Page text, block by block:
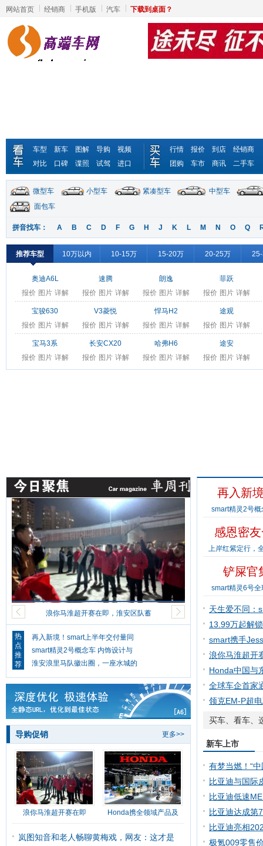
网站首页 经销商 手机版 汽车 下载到桌面？
车型 新车 图解 导购
视频
对比
口碑 谍照 试驾 进口
行情 报价 到店
经销商
团购
车市 商讯 二手车
微型车 小型车 紧凑型车
中型车
面包车
拼音找车： A B C D F G H J K L M N O Q
推荐车型 10万以内 10-15万 15-20万 20-25万
奥迪A6L
报价 图片 详解
速腾
报价 图片 详解
朗逸
报价 图片 详解
菲跃
报价 图片 详解
宝骏630
报价 图片 详解
V3菱悦
报价 图片 详解
悍马H2
报价 图片 详解
途观
报价 图片 详解
宝马3系
报价 图片 详解
长安CX20
报价 图片 详解
哈弗H6
报价 图片 详解
途安
报价 图片 详解
浪你马淮超开赛在即，淮安区队蓄
热
点
推
荐
再入新境！smart上半年交付量同
smart精灵2号概念车 内饰设计与
淮安浪里马队徽出圈，一座水城的
更多>>
导购促销
浪你马淮超开赛在即 Honda携全领域产品及
岚图知音和老人畅聊黄梅戏，网友：这才是
再入新
smart精灵2号
感恩密
上岸红紫定行，
铲屎官
smart精灵6号
天生爱不同：
座精
13.99万起解
smart携手
品
浪你马淮超开
区队
Honda中国与
合作
全球车企首家
体系
领克EM-P超
1.8.0
买车、看车、
新车上市
有梦当燃！“
杯”2024年海南
比亚迪与国际
和中国皮划艇
比亚迪低速
防撞保护层 化
比亚迪达成第
源汽车下线，
比亚迪亮相
全球化进程再
极氪009零售